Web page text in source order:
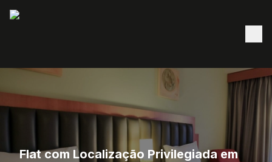
Flat com Localização Privilegiada em